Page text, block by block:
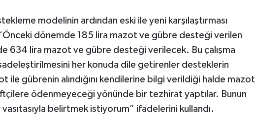
modelinin ardından eski ile yeni karşılaştırması
dönemde 185 lira mazot ve gübre desteği verilen
634 lira mazot ve gübre desteği verilecek. Bu çalışma
her konuda dile getirenler desteklerin
ile gübrenin alındığını kendilerine bilgi verildiği halde mazot
ödenmeyeceği yönünde bir tezhirat yaptılar. Bunun
vasıtasıyla belirtmek istiyorum” ifadelerini kullandı.